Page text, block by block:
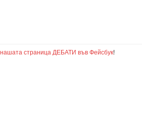
нашата страница ДЕБАТИ във Фейсбук!